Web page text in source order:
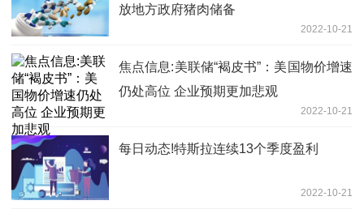
放地方政府猪肉储备
2022-10-21
焦点信息:美联储“褐皮书”：美国物价增速
仍处高位 企业预期更加悲观
2022-10-21
每日动态!特斯拉连续13个季度盈利
2022-10-21